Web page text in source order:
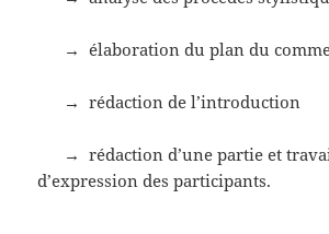
→ élaboration du plan du
→ rédaction de l’introduction
→ rédaction d’une partie et
d’expression des participants.